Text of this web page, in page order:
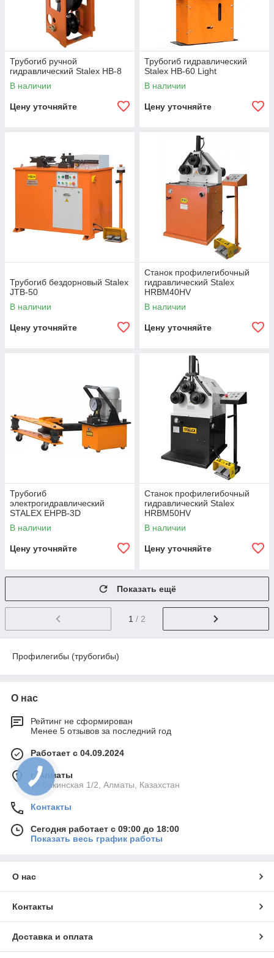
Трубогиб ручной
гидравлический Stalex HB-8
В наличии
Цену уточняйте
Трубогиб гидравлический
Stalex HB-60 Light
В наличии
Цену уточняйте
Трубогиб бездорновый Stalex
JTB-50
В наличии
Цену уточняйте
Станок профилегибочный
гидравлический Stalex
HRBM40HV
В наличии
Цену уточняйте
Трубогиб
электрогидравлический
STALEX EHPB-3D
В наличии
Цену уточняйте
Станок профилегибочный
гидравлический Stalex
HRBM50HV
В наличии
Цену уточняйте
Показать ещё
1 / 2
Профилегибы (трубогибы)
О нас
Рейтинг не сформирован
Менее 5 отзывов за последний год
Работает с 04.09.2024
г. Алматы
ул.Бакинская 1/2, Алматы, Казахстан
Контакты
Сегодня работает с 09:00 до 18:00
Показать весь график работы
О нас
Контакты
Доставка и оплата